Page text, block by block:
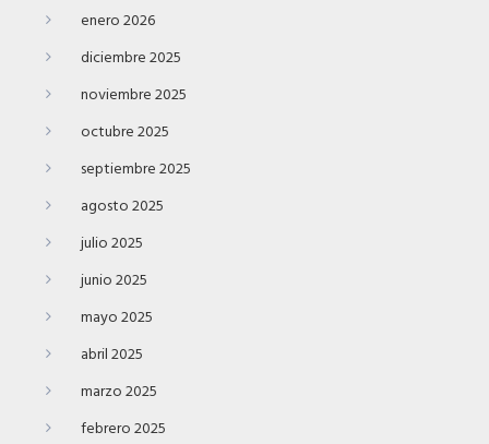
enero 2026
diciembre 2025
noviembre 2025
octubre 2025
septiembre 2025
agosto 2025
julio 2025
junio 2025
mayo 2025
abril 2025
marzo 2025
febrero 2025